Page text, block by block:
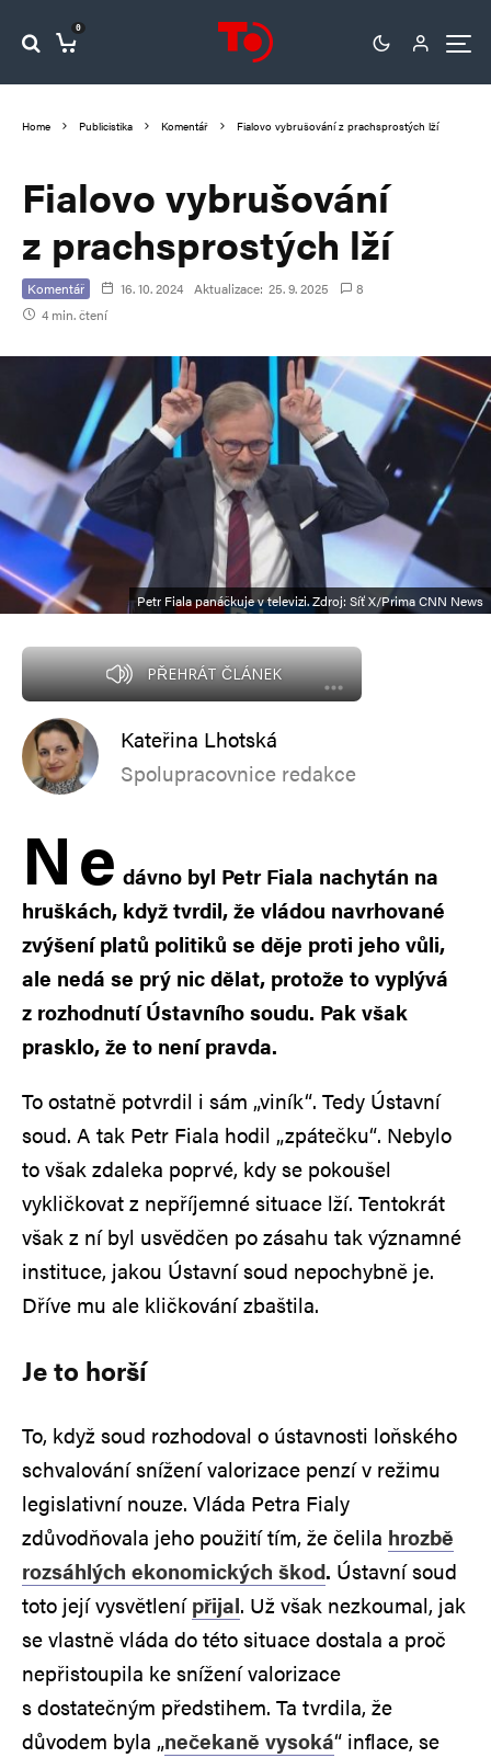
0
Home Publicistika Komentář Fialovo vybrušování z prachsprostých lží
Fialovo vybrušování
z prachsprostých lží
Komentář 16. 10. 2024 Aktualizace: 25. 9. 2025
8
4 min. čtení
Petr Fiala panáčkuje v televizi. Zdroj: Síť X/Prima CNN News
PŘEHRÁT ČLÁNEK
Kateřina Lhotská
Spolupracovnice redakce
Ne dávno byl Petr Fiala nachytán na
hruškách, když tvrdil, že vládou navrhované
zvýšení platů politiků se děje proti jeho vůli,
ale nedá se prý nic dělat, protože to vyplývá
z rozhodnutí Ústavního soudu. Pak však
prasklo, že to není pravda.
To ostatně potvrdil i sám „viník“. Tedy Ústavní
soud. A tak Petr Fiala hodil „zpátečku“. Nebylo
to však zdaleka poprvé, kdy se pokoušel
vykličkovat z nepříjemné situace lží. Tentokrát
však z ní byl usvědčen po zásahu tak významné
instituce, jakou Ústavní soud nepochybně je.
Dříve mu ale kličkování zbaštila.
Je to horší
To, když soud rozhodoval o ústavnosti loňského
schvalování snížení valorizace penzí v režimu
legislativní nouze. Vláda Petra Fialy
zdůvodňovala jeho použití tím, že čelila hrozbě
rozsáhlých ekonomických škod. Ústavní soud
toto její vysvětlení přijal. Už však nezkoumal, jak
se vlastně vláda do této situace dostala a proč
nepřistoupila ke snížení valorizace
s dostatečným předstihem. Ta tvrdila, že
důvodem byla „nečekaně vysoká“ inflace, se